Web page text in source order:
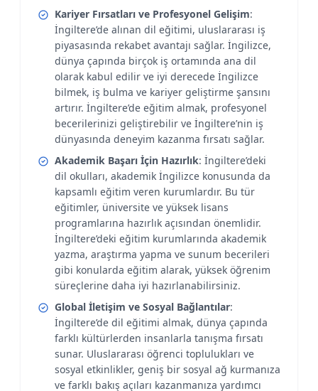
Kariyer Fırsatları ve Profesyonel Gelişim:
İngiltere’de alınan dil eğitimi, uluslararası iş
piyasasında rekabet avantajı sağlar. İngilizce,
dünya çapında birçok iş ortamında ana dil
olarak kabul edilir ve iyi derecede İngilizce
bilmek, iş bulma ve kariyer geliştirme şansını
artırır. İngiltere’de eğitim almak, profesyonel
becerilerinizi geliştirebilir ve İngiltere’nin iş
dünyasında deneyim kazanma fırsatı sağlar.
Akademik Başarı İçin Hazırlık: İngiltere’deki
dil okulları, akademik İngilizce konusunda da
kapsamlı eğitim veren kurumlardır. Bu tür
eğitimler, üniversite ve yüksek lisans
programlarına hazırlık açısından önemlidir.
İngiltere’deki eğitim kurumlarında akademik
yazma, araştırma yapma ve sunum becerileri
gibi konularda eğitim alarak, yüksek öğrenim
süreçlerine daha iyi hazırlanabilirsiniz.
Global İletişim ve Sosyal Bağlantılar:
İngiltere’de dil eğitimi almak, dünya çapında
farklı kültürlerden insanlarla tanışma fırsatı
sunar. Uluslararası öğrenci toplulukları ve
sosyal etkinlikler, geniş bir sosyal ağ kurmanıza
ve farklı bakış açıları kazanmanıza yardımcı